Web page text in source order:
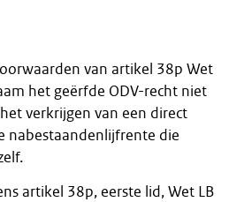
van artikel 38p Wet
het geërfde ODV-recht niet
verkrijgen van een direct
nabestaandenlijfrente die
artikel 38p, eerste lid, Wet LB